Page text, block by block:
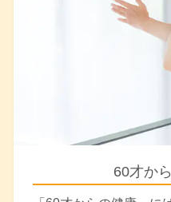
60才か